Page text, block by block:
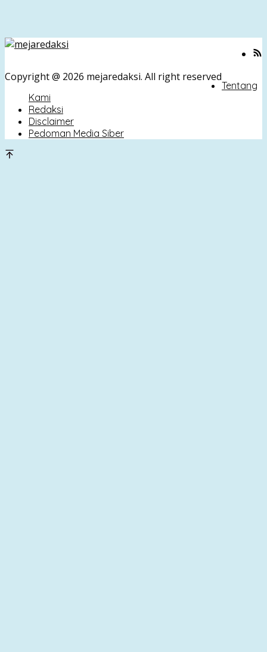
Copyright @ 2026 mejaredaksi. All right reserved
Tentang
Kami
Redaksi
Disclaimer
Pedoman Media Siber